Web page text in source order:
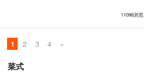
11096浏览
1 2 3 4 »
菜式